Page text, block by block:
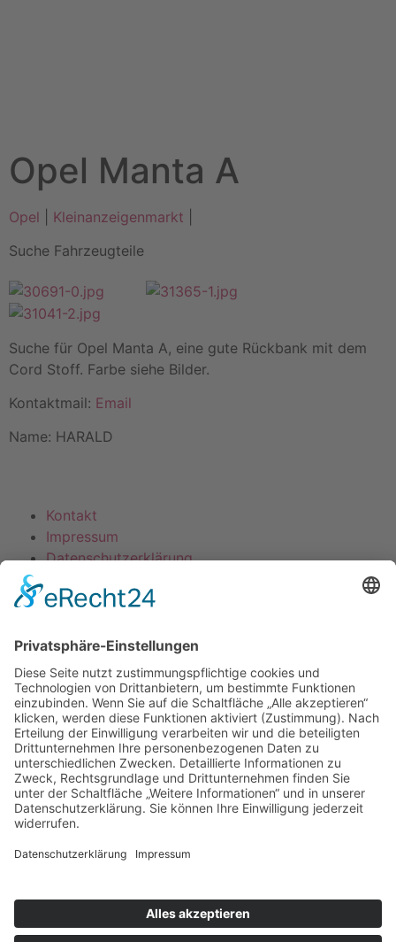
Opel Manta A
Opel Kleinanzeigenmarkt
Suche Fahrzeugteile
Suche für Opel Manta A, eine gute Rückbank mit dem
Cord Stoff. Farbe siehe Bilder.
Kontaktmail: Email
Name: HARALD
Kontakt
Impressum
Datenschutzerklärung
Umsetzung:DOUBLE-A-DESIGN
Suche